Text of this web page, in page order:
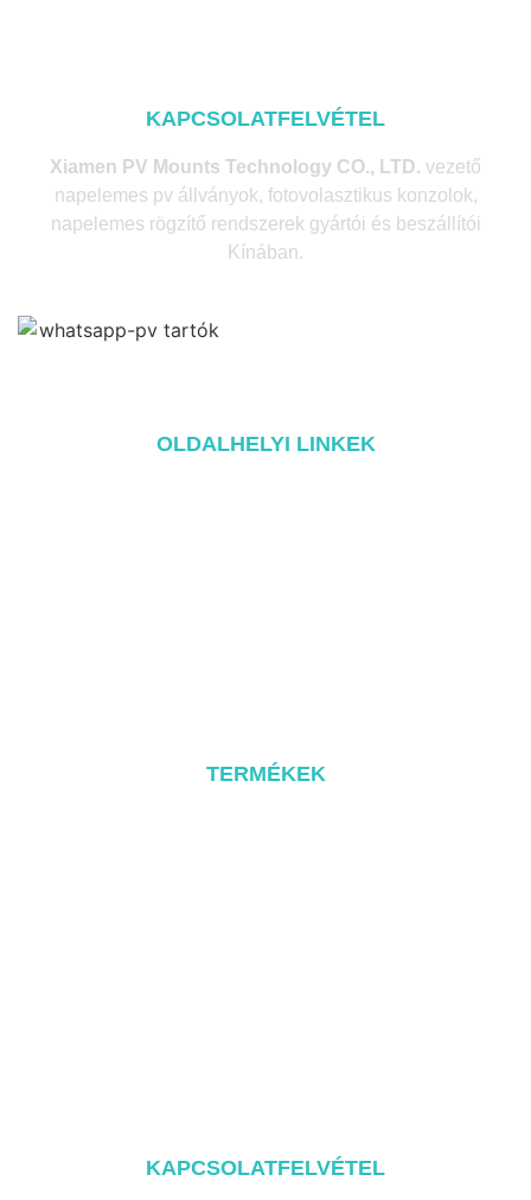
KAPCSOLATFELVÉTEL
Xiamen PV Mounts Technology CO., LTD. vezető
napelemes pv állványok, fotovolasztikus konzolok,
napelemes rögzítő rendszerek gyártói és beszállítói
Kínában.
OLDALHELYI LINKEK
TERMÉKEK
KAPCSOLATFELVÉTEL